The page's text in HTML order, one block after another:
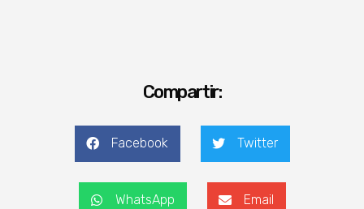
Compartir:
Facebook Twitter
WhatsApp Email